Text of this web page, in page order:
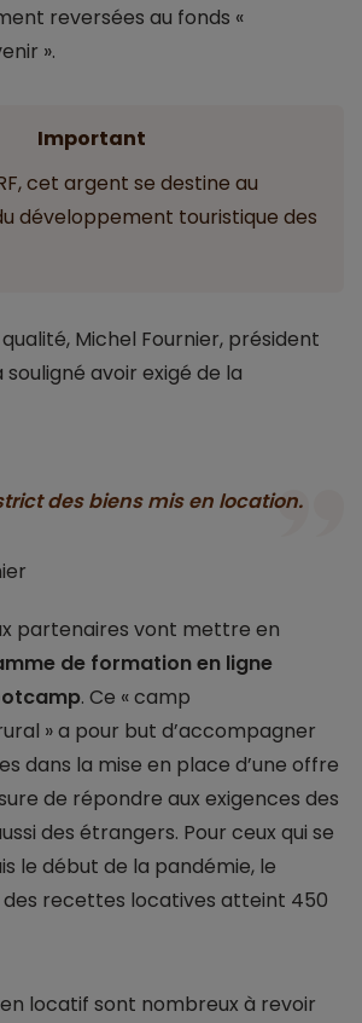
reversées au fonds «
».
Important
cet argent se destine au
développement touristique des
Michel Fournier, président
souligné avoir exigé de la
des biens mis en location.
partenaires vont mettre en
de formation en ligne
. Ce « camp
» a pour but d’accompagner
dans la mise en place d’une offre
de répondre aux exigences des
des étrangers. Pour ceux qui se
le début de la pandémie, le
recettes locatives atteint 450
en locatif sont nombreux à revoir